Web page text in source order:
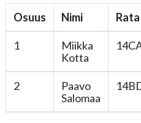
Osuus Nimi Rata
1
Miikka
Kotta
2
Paavo
Salomaa